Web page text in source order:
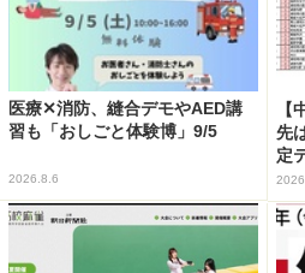
医療✕消防、縫合デモやAED講
習も「おしごと体験博」9/5
2026.8.6
【
先
定